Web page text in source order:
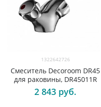
1322642726
Смеситель Decoroom DR45
для раковины, DR45011R
2 843 руб.